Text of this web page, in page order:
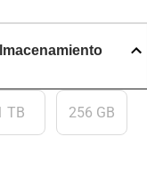
TB 256 GB